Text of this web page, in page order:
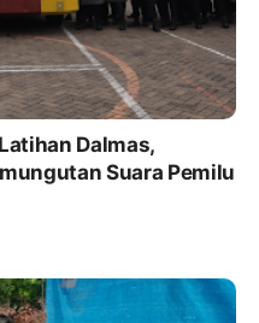
Dalmas,
Suara Pemilu